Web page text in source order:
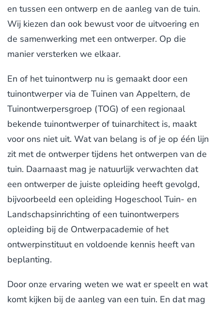
en tussen een ontwerp en de aanleg van de tuin.
Wij kiezen dan ook bewust voor de uitvoering en
de samenwerking met een ontwerper. Op die
manier versterken we elkaar.
En of het tuinontwerp nu is gemaakt door een
tuinontwerper via de Tuinen van Appeltern, de
Tuinontwerpersgroep (TOG) of een regionaal
bekende tuinontwerper of tuinarchitect is, maakt
voor ons niet uit. Wat van belang is of je op één lijn
zit met de ontwerper tijdens het ontwerpen van de
tuin. Daarnaast mag je natuurlijk verwachten dat
een ontwerper de juiste opleiding heeft gevolgd,
bijvoorbeeld een opleiding Hogeschool Tuin- en
Landschapsinrichting of een tuinontwerpers
opleiding bij de Ontwerpacademie of het
ontwerpinstituut en voldoende kennis heeft van
beplanting.
Door onze ervaring weten we wat er speelt en wat
komt kijken bij de aanleg van een tuin. En dat mag